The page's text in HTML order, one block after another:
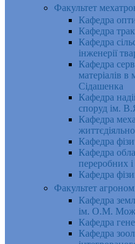
Факультет
Кафедра
Кафедра
Кафедра
інженерії
Кафедра
матеріалів
Сідашенка
Кафедра
споруд ім.
Кафедра
Кафедра
Кафедра
переробних
Кафедра
Факультет
Кафедра
ім. О.М.
Кафедра
Кафедра